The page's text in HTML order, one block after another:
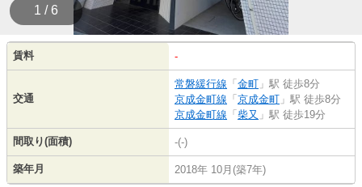
1 / 6
賃料 -
交通
常磐緩行線 「 金町 」駅 徒歩8分
京成金町線 「 京成金町 」駅 徒歩8分
京成金町線 「 柴又 」駅 徒歩19分
間取り(面積) -(-)
築年月 2018年 10月(築7年)